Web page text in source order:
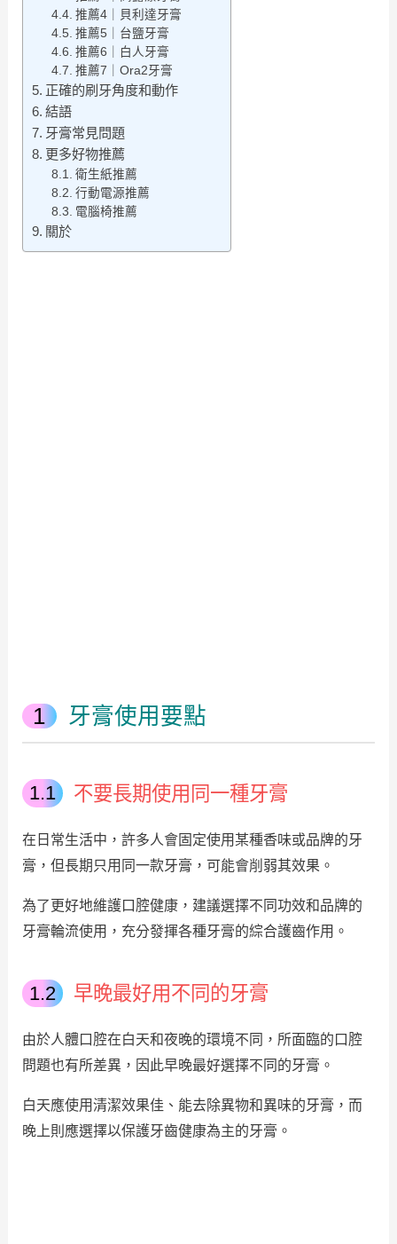
推薦4｜貝利達牙膏
推薦5｜台鹽牙膏
推薦6｜白人牙膏
推薦7｜Ora2牙膏
正確的刷牙角度和動作
結語
牙膏常見問題
更多好物推薦
衛生紙推薦
行動電源推薦
電腦椅推薦
關於
牙膏使用要點
不要長期使用同一種牙膏
在日常生活中，許多人會固定使用某種香味或品牌的牙
膏，但長期只用同一款牙膏，可能會削弱其效果。
為了更好地維護口腔健康，建議選擇不同功效和品牌的
牙膏輪流使用，充分發揮各種牙膏的綜合護齒作用。
早晚最好用不同的牙膏
由於人體口腔在白天和夜晚的環境不同，所面臨的口腔
問題也有所差異，因此早晚最好選擇不同的牙膏。
白天應使用清潔效果佳、能去除異物和異味的牙膏，而
晚上則應選擇以保護牙齒健康為主的牙膏。